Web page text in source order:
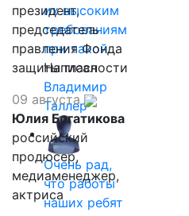
их высоким
требованиям
при такой…
Написал
Владимир
Таллер
Очень рад,
что работы
наших ребят
президент,
председатель
правления Фонда
защиты гласности
09 августа
Юлия Богатикова
российский
продюсер,
медиаменеджер,
актриса